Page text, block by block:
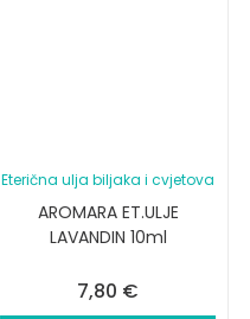
Eterična ulja biljaka i cvjetova
AROMARA ET.ULJE
LAVANDIN 10ml
7,80 €